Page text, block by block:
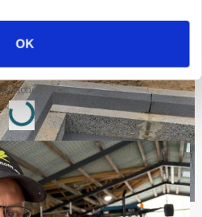
OK kan åbne nyt
Annonce